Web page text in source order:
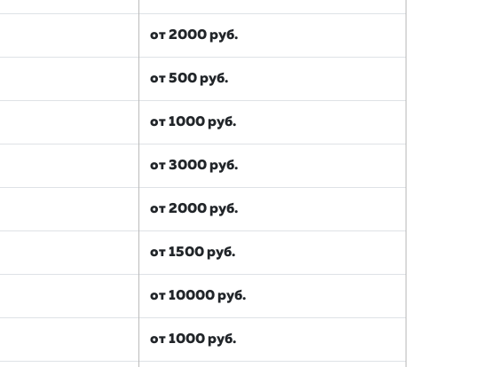
от 2000 руб.
от 500 руб.
от 1000 руб.
от 3000 руб.
от 2000 руб.
от 1500 руб.
от 10000 руб.
от 1000 руб.